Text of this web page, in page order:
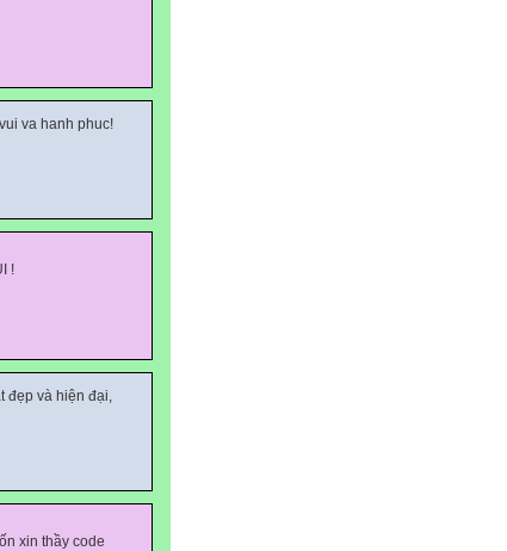
va hanh phuc!
!
đẹp và hiện đại,
xin thầy code